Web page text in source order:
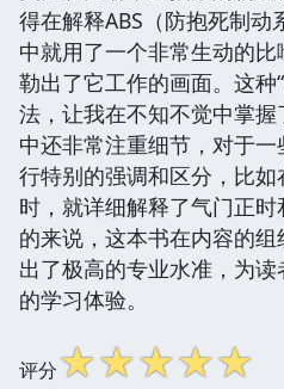
得在解释ABS（防抱死制
中就用了一个非常生动的
勒出了它工作的画面。这种
法，让我在不知不觉中掌
中还非常注重细节，对于
行特别的强调和区分，比
时，就详细解释了气门正
的来说，这本书在内容的
出了极高的专业水准，为
的学习体验。
评分☆☆☆☆☆